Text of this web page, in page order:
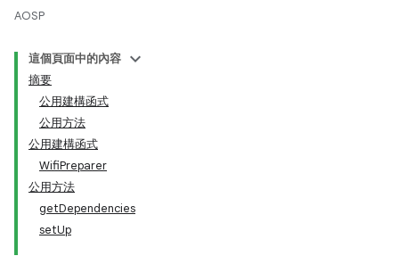
AOSP
這個頁面中的內容
摘要
公用建構函式
公用方法
公用建構函式
WifiPreparer
公用方法
getDependencies
setUp